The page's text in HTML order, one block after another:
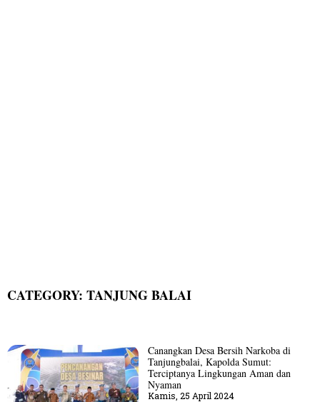
CATEGORY: TANJUNG BALAI
Canangkan Desa Bersih Narkoba di
Tanjungbalai, Kapolda Sumut:
Terciptanya Lingkungan Aman dan
Nyaman
Kamis, 25 April 2024